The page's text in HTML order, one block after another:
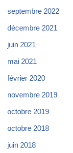
septembre 2022
décembre 2021
juin 2021
mai 2021
février 2020
novembre 2019
octobre 2019
octobre 2018
juin 2018